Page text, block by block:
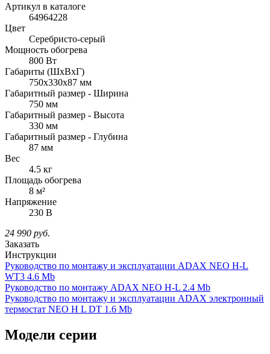
Артикул в каталоге
64964228
Цвет
Серебристо-серый
Мощность обогрева
800 Вт
Габариты (ШхВxГ)
750x330x87 мм
Габаритный размер - Ширина
750 мм
Габаритный размер - Высота
330 мм
Габаритный размер - Глубина
87 мм
Вес
4.5 кг
Площадь обогрева
8 м²
Напряжение
230 В
24 990 руб.
Заказать
Инструкции
Руководство по монтажу и эксплуатации ADAX NEO H-L
WT3 4.6 Mb
Руководство по монтажу ADAX NEO H-L 2.4 Mb
Руководство по монтажу и эксплуатации ADAX электронный
термостат NEO H L DT 1.6 Mb
Модели серии